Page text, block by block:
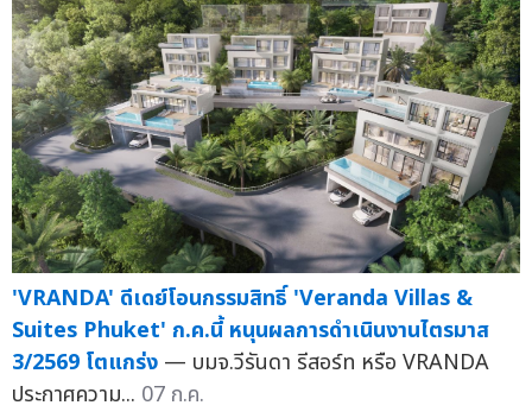
'VRANDA' ดีเดย์โอนกรรมสิทธิ์ 'Veranda Villas &
Suites Phuket' ก.ค.นี้ หนุนผลการดำเนินงานไตรมาส
3/2569 โตแกร่ง — บมจ.วีรันดา รีสอร์ท หรือ VRANDA
ประกาศความ... 07 ก.ค.